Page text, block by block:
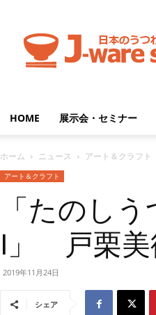
ware
Style
HOME 展示会・セミナー
ホーム ニュース アート＆クラフト
アート＆クラフト
「たのし
Ι」 戸栗美
2019年11月24日
シェア